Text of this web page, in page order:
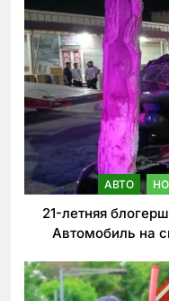
АВТО
21-летняя
Автомобиль на